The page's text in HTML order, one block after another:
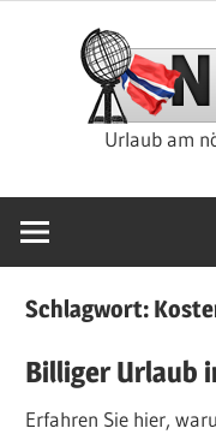
Urlaub am
Schlagwort:
Billiger Urlaub
Erfahren Sie hier,